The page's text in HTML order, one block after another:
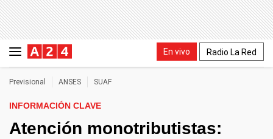
En vivo Radio La Red
Previsional ANSES SUAF
INFORMACIÓN CLAVE
Atención monotributistas: